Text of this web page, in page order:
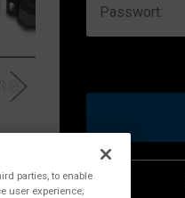
parties, to enable
user experience;